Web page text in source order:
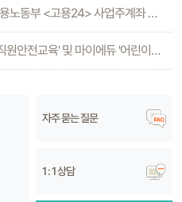
[공지] 사업주훈련 개편에 따른 고용노동부 <고용24> 사업주계좌 등록방법 안내(6.26수..
[안내] 어린이안전공제회 '보육교직원안전교육' 및 마이에듀 '어린이안전교육'
자주 묻는 질문
1 : 1 상담